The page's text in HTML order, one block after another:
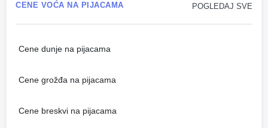
POGLEDAJ SVE
CENE VOĆA NA PIJACAMA
Cene dunje na pijacama
Cene grožđa na pijacama
Cene breskvi na pijacama